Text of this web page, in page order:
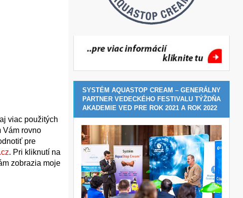
viac použitých
Vám rovno
pre
. Pri kliknutí na
zobrazia moje
SYSTÉM AQUASTOP CREAM – GENERÁLNY
PARTNER VEDECKÉHO FESTIVALU TÝŽDŇA
AKADEMIE VED PRE ROK 2021 A ROK 2022